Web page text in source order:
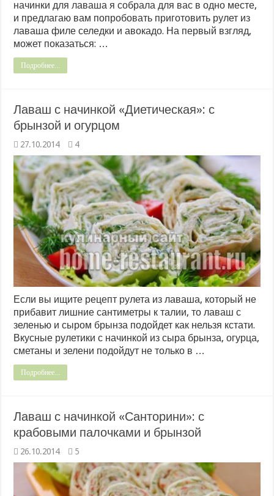
начинки для лаваша я собрала для вас в одно месте,
и предлагаю вам попробовать приготовить рулет из
лаваша филе селедки и авокадо. На первый взгляд,
может показаться: …
Подробнее...
Лаваш с начинкой «Диетическая»: с
брынзой и огурцом
27.10.2014 4
Если вы ищите рецепт рулета из лаваша, который не
прибавит лишние сантиметры к талии, то лаваш с
зеленью и сыром брынза подойдет как нельзя кстати.
Вкусные рулетики с начинкой из сыра брынза, огурца,
сметаны и зелени подойдут не только в …
Подробнее...
Лаваш с начинкой «Санторини»: с
крабовыми палочками и брынзой
26.10.2014 5